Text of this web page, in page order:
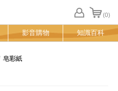
(0)
FB
登
影音購物 知識百科
皂彩紙